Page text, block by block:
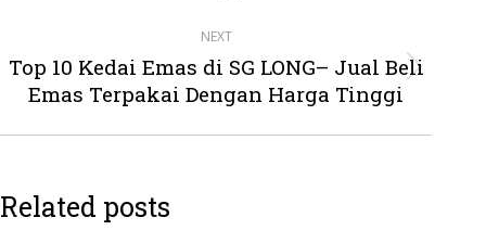
NEXT
Next
post:
Top 10 Kedai Emas di SG LONG– Jual Beli
Emas Terpakai Dengan Harga Tinggi
Related posts